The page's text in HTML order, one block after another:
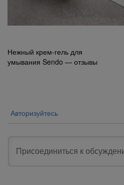
Навигация
по
Нежный крем-гель для
умывания Sendo — отзывы
Авторизуйтесь